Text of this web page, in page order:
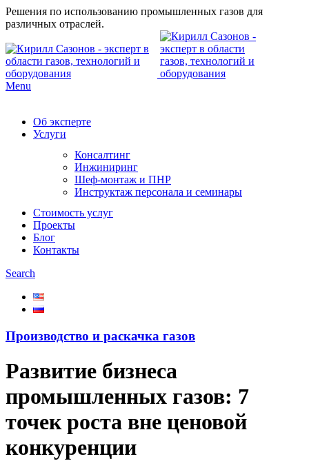
Решения по использованию промышленных газов для
различных отраслей.
Menu
Об эксперте
Услуги
Консалтинг
Инжиниринг
Шеф-монтаж и ПНР
Инструктаж персонала и семинары
Стоимость услуг
Проекты
Блог
Контакты
Search
Производство и раскачка газов
Развитие бизнеса
промышленных газов: 7
точек роста вне ценовой
конкуренции